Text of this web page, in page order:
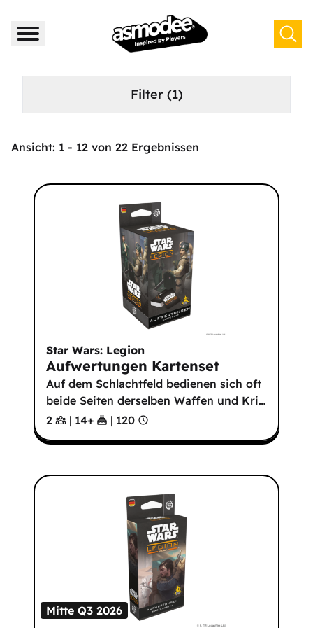
Filter (1)
Ansicht: 1 - 12 von 22 Ergebnissen
Star Wars: Legion
Aufwertungen Kartenset
Auf dem Schlachtfeld bedienen sich oft
beide Seiten derselben Waffen und Kri…
2
| 14+ | 120
Mitte Q3 2026